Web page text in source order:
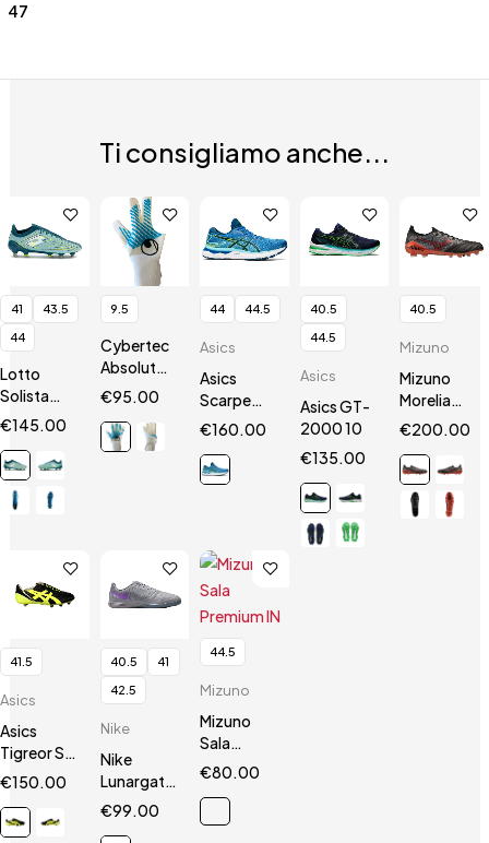
47
Ti consigliamo anche...
41
43.5
44
Lotto
Solista
200 VII
€145.00
9.5
Cybertec
AbsolutGrip
HN
€95.00
44 44.5
Asics
Asics
Scarpe
Gel
€160.00
40.5
44.5
Asics
Asics GT-
2000 10
€135.00
40.5
Mizuno
Mizuno
Morelia
Neo III Β
€200.00
41.5
Asics
Asics
Tigreor ST
Black/Neon
Silver
€150.00
40.5
41
42.5
Nike
Nike
Lunargato
II
€99.00
44.5
Mizuno
Mizuno
Sala
Premium
€80.00